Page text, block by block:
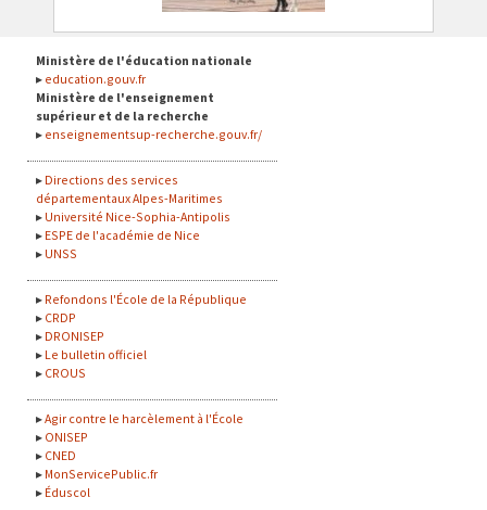
Ministère de l'éducation nationale
education.gouv.fr
Ministère de l'enseignement
supérieur et de la recherche
enseignementsup-recherche.gouv.fr/
Directions des services
départementaux Alpes-Maritimes
Université Nice-Sophia-Antipolis
ESPE de l'académie de Nice
UNSS
Refondons l'École de la République
CRDP
DRONISEP
Le bulletin officiel
CROUS
Agir contre le harcèlement à l'École
ONISEP
CNED
MonServicePublic.fr
Éduscol